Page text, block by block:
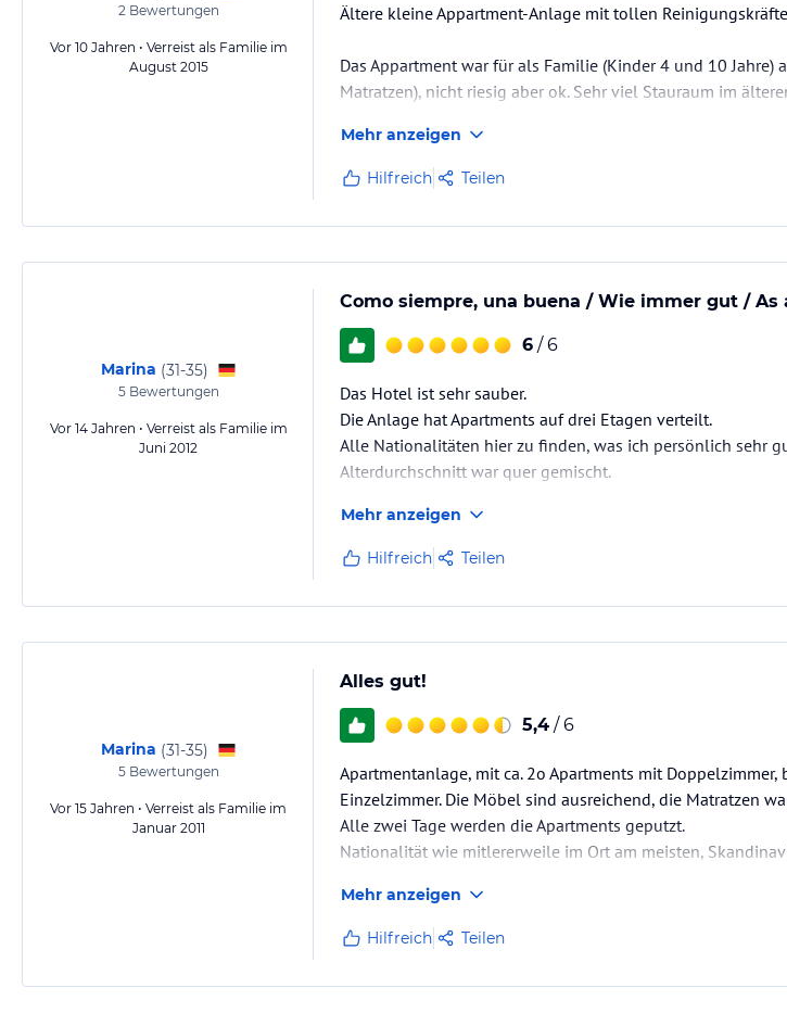
2Bewertungen
Vor 10 Jahren • Verreist als Familie im
August 2015
Ältere kleine Appartment-Anlage mit tollen
Das Appartment war für als Familie (Kinder 4 und 10 Jahre)
Matratzen), nicht riesig aber ok. Sehr viel Stauraum im
zwei Flammen Herd.... teilweise etwas kompliziert größer zu
Reinigungskräfte absolut vorbildlich!…
Mehr anzeigen
Hilfreich Teilen
Marina (31-35)
5Bewertungen
Vor 14 Jahren • Verreist als Familie im
Juni 2012
Como siempre, una buena / Wie immer gut / As
6 / 6
Das Hotel ist sehr sauber.
Die Anlage hat Apartments auf drei Etagen verteilt.
Alle Nationalitäten hier zu finden, was ich persönlich sehr
Alterdurchschnitt war quer gemischt.
Handyempfang super. Immer zu empfehlen, egal welche
Mehr anzeigen
Hilfreich Teilen
Marina (31-35)
5Bewertungen
Vor 15 Jahren • Verreist als Familie im
Januar 2011
Alles gut!
5,4 / 6
Apartmentanlage, mit ca. 2o Apartments mit
Einzelzimmer. Die Möbel sind ausreichend, die Matratzen
Alle zwei Tage werden die Apartments geputzt.
Nationalität wie mitlererweile im Ort am meisten,
Wer einfach einen ruhigen erholsamen Urlaub verleben
man eh ausserhalb des Zimmers und daher…
Mehr anzeigen
Hilfreich Teilen